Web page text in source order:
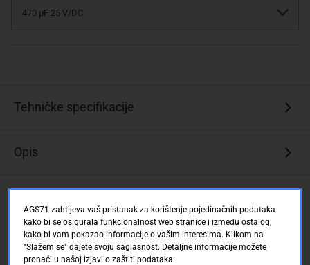
Tehničke specifikacije
Opis
AGS71 zahtijeva vaš pristanak za korištenje pojedinačnih podataka
kako bi se osigurala funkcionalnost web stranice i između ostalog,
kako bi vam pokazao informacije o vašim interesima. Klikom na
"Slažem se" dajete svoju saglasnost. Detaljne informacije možete
pronaći u našoj izjavi o zaštiti podataka.